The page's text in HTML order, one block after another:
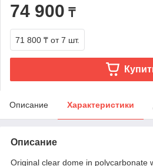
74 900 ₸
71 800 ₸ от 7 шт.
Описание Характеристики
Описание
Original clear dome in polycarbonate